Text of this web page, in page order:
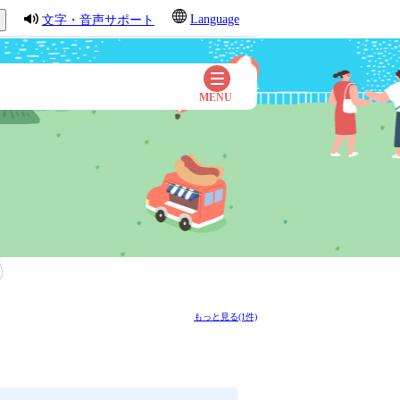
文字・音声サポート Language
もっと見る(1件)